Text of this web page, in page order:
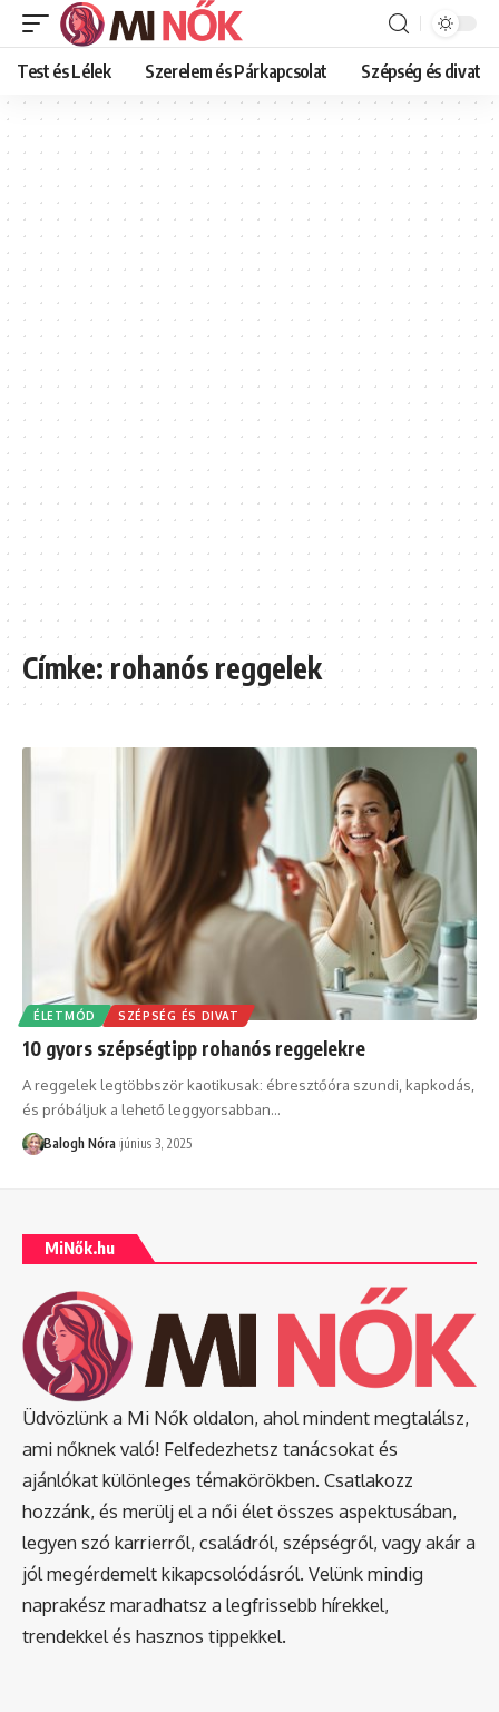
Test és Lélek Szerelem és Párkapcsolat Szépség és divat
Címke:rohanós reggelek
ÉLETMÓD SZÉPSÉG ÉS DIVAT
10 gyors szépségtipp rohanós reggelekre
A reggelek legtöbbször kaotikusak: ébresztőóra szundi, kapkodás,
és próbáljuk a lehető leggyorsabban…
Balogh Nóra június 3, 2025
MiNők.hu
Üdvözlünk a Mi Nők oldalon, ahol mindent megtalálsz,
ami nőknek való! Felfedezhetsz tanácsokat és
ajánlókat különleges témakörökben. Csatlakozz
hozzánk, és merülj el a női élet összes aspektusában,
legyen szó karrierről, családról, szépségről, vagy akár a
jól megérdemelt kikapcsolódásról. Velünk mindig
naprakész maradhatsz a legfrissebb hírekkel,
trendekkel és hasznos tippekkel.